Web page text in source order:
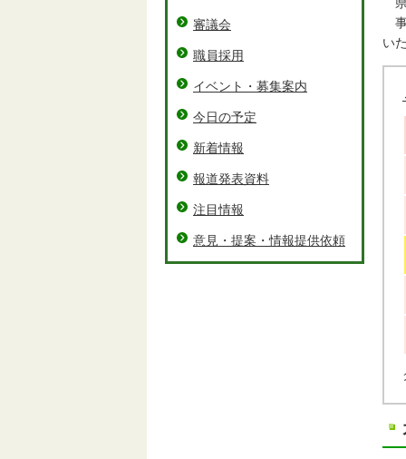
事
い
審議会
職員採用
イベント・募集案内
今日の予定
新着情報
報道発表資料
注目情報
意見・提案・情報提供依頼